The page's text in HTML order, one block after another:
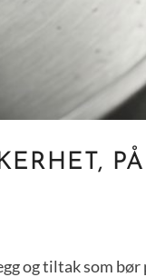
og tiltak som